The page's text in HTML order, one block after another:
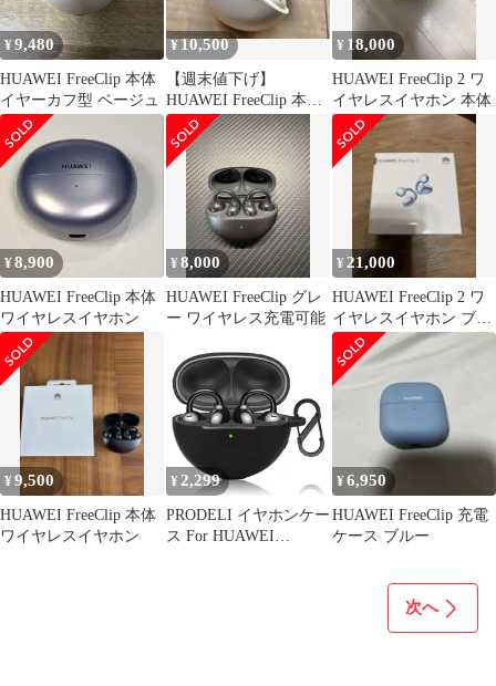
¥9,480
HUAWEI FreeClip 本体
イヤーカフ型 ベージュ
¥10,500
【週末値下げ】
HUAWEI FreeClip 本体
イヤーカフ型 ベージュ
¥ 18,000
HUAWEI FreeClip 2 ワ
イヤレスイヤホン 本体
¥8,900
HUAWEI FreeClip 本体
ワイヤレスイヤホン
¥8,000
HUAWEI FreeClip グレ
ー ワイヤレス充電可能
¥ 21,000
HUAWEI FreeClip 2 ワ
イヤレスイヤホン ブル
ー 新品 未開封
¥9,500
HUAWEI FreeClip 本体
ワイヤレスイヤホン
¥ 2,299
PRODELI イヤホンケー
ス For HUAWEI
¥6,950
HUAWEI FreeClip 充電
ケース ブルー
次へ